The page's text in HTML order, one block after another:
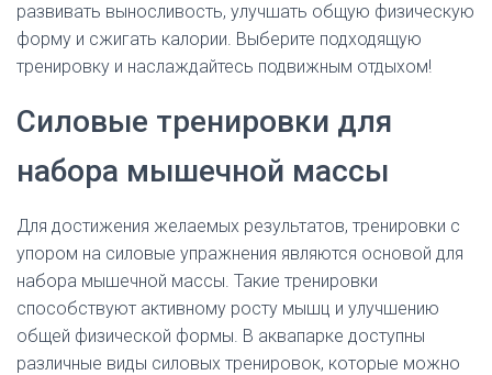
развивать выносливость, улучшать общую физическую
форму и сжигать калории. Выберите подходящую
тренировку и наслаждайтесь подвижным отдыхом!
Силовые тренировки для
набора мышечной массы
Для достижения желаемых результатов, тренировки с
упором на силовые упражнения являются основой для
набора мышечной массы. Такие тренировки
способствуют активному росту мышц и улучшению
общей физической формы. В аквапарке доступны
различные виды силовых тренировок, которые можно